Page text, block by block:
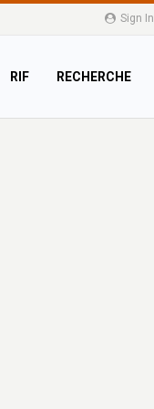
Sign In
RIF RECHERCHE